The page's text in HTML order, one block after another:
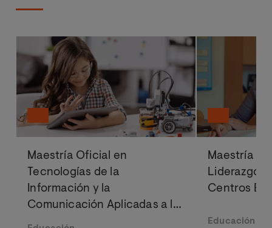
Maestría Oficial en
Tecnologías de la
Información y la
Comunicación Aplicadas a la
Educación
Maestría
Liderazgo
Centros
Educación